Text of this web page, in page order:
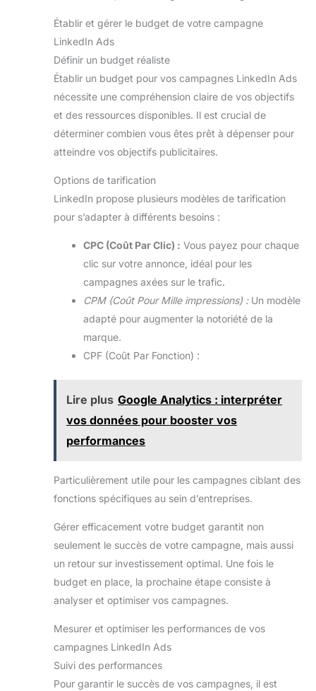
Établir et gérer le budget de votre campagne
LinkedIn Ads
Définir un budget réaliste
Établir un budget pour vos campagnes LinkedIn Ads
nécessite une compréhension claire de vos objectifs
et des ressources disponibles. Il est crucial de
déterminer combien vous êtes prêt à dépenser pour
atteindre vos objectifs publicitaires.
Options de tarification
LinkedIn propose plusieurs modèles de tarification
pour s’adapter à différents besoins :
CPC (Coût Par Clic) : Vous payez pour chaque
clic sur votre annonce, idéal pour les
campagnes axées sur le trafic.
CPM (Coût Pour Mille impressions) :Un modèle
adapté pour augmenter la notoriété de la
marque.
CPF (Coût Par Fonction) :
Lire plus Google Analytics : interpréter
vos données pour booster vos
performances
Particulièrement utile pour les campagnes ciblant des
fonctions spécifiques au sein d’entreprises.
Gérer efficacement votre budget garantit non
seulement le succès de votre campagne, mais aussi
un retour sur investissement optimal. Une fois le
budget en place, la prochaine étape consiste à
analyser et optimiser vos campagnes.
Mesurer et optimiser les performances de vos
campagnes LinkedIn Ads
Suivi des performances
Pour garantir le succès de vos campagnes, il est